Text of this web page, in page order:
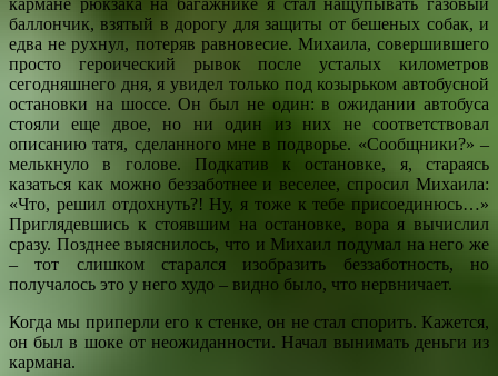
кармане рюкзака на багажнике я стал нащупывать газовый
баллончик, взятый в дорогу для защиты от бешеных собак, и
едва не рухнул, потеряв равновесие. Михаила, совершившего
просто героический рывок после усталых километров
сегодняшнего дня, я увидел только под козырьком автобусной
остановки на шоссе. Он был не один: в ожидании автобуса
стояли еще двое, но ни один из них не соответствовал
описанию татя, сделанного мне в подворье. «Сообщники?» –
мелькнуло в голове. Подкатив к остановке, я, стараясь
казаться как можно беззаботнее и веселее, спросил Михаила:
«Что, решил отдохнуть?! Ну, я тоже к тебе присоединюсь…»
Приглядевшись к стоявшим на остановке, вора я вычислил
сразу. Позднее выяснилось, что и Михаил подумал на него же
– тот слишком старался изобразить беззаботность, но
получалось это у него худо – видно было, что нервничает.
Когда мы приперли его к стенке, он не стал спорить. Кажется,
он был в шоке от неожиданности. Начал вынимать деньги из
кармана.